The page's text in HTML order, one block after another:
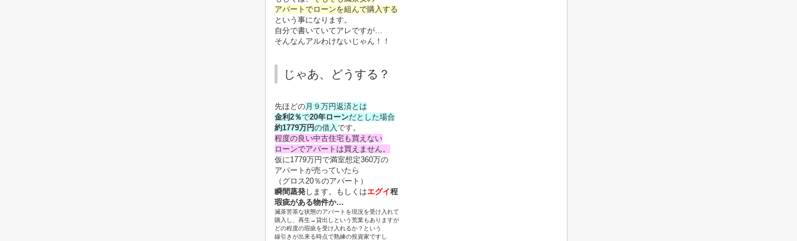
アパートでローンを組んで購入する
という事になります。
自分で書いていてアレですが…
そんなんアルわけないじゃん！！
じゃあ、どうする？
先ほどの月９万円返済とは
金利2％で20年ローンだとした場合
約1779万円の借入です。
程度の良い中古住宅も買えない
ローンでアパートは買えません。
仮に1779万円で満室想定360万の
アパートが売っていたら
（グロス20％のアパート）
瞬間蒸発します。もしくはエグイ程
瑕疵がある物件か…
滅茶苦茶な状態のアパートを現況を受け入れて
購入し、再生→貸出しという荒業もありますが
どの程度の瑕疵を受け入れるか？という
線引きが出来る時点で熟練の投資家ですし